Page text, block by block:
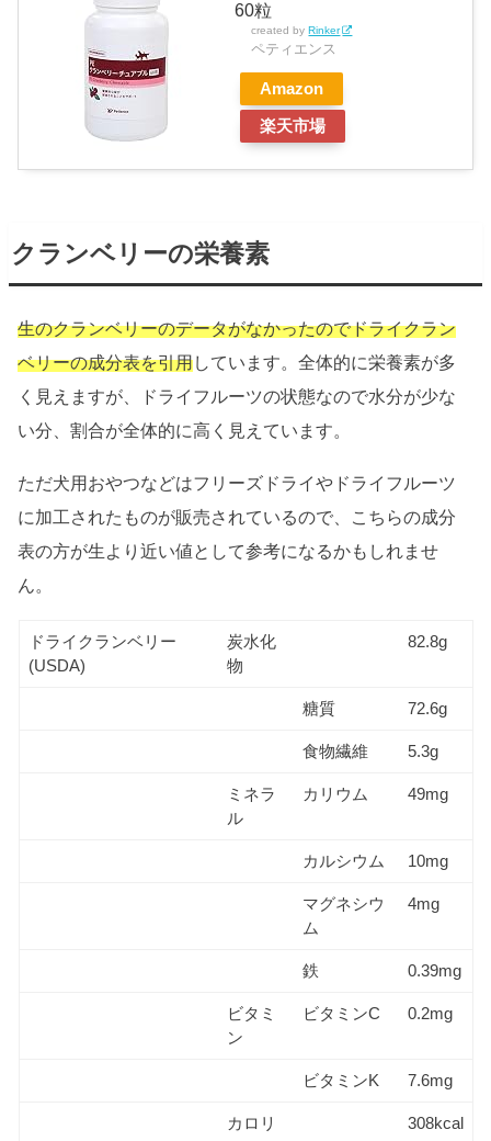
60粒
created byRinker
ペティエンス
Amazon
楽天市場
クランベリーの栄養素
生のクランベリーのデータがなかったのでドライクラン
ベリーの成分表を引用しています。全体的に栄養素が多
く見えますが、ドライフルーツの状態なので水分が少な
い分、割合が全体的に高く見えています。
ただ犬用おやつなどはフリーズドライやドライフルーツ
に加工されたものが販売されているので、こちらの成分
表の方が生より近い値として参考になるかもしれませ
ん。
ドライクランベリー
(USDA)
炭水化
物
82.8g
糖質 72.6g
食物繊維 5.3g
ミネラ
ル
カリウム 49mg
カルシウム 10mg
マグネシウ
ム
4mg
鉄 0.39mg
ビタミ
ン
ビタミンC 0.2mg
ビタミンK 7.6mg
カロリ
308kcal